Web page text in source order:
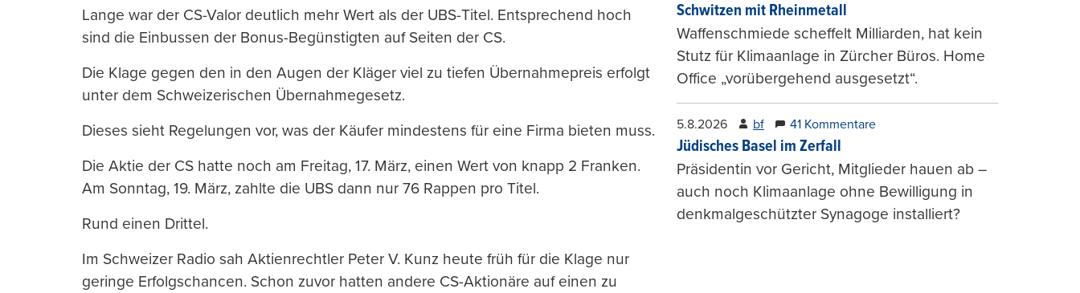
Lange war der CS-Valor deutlich mehr Wert als der UBS-Titel. Entsprechend hoch
sind die Einbussen der Bonus-Begünstigten auf Seiten der CS.
Die Klage gegen den in den Augen der Kläger viel zu tiefen Übernahmepreis erfolgt
unter dem Schweizerischen Übernahmegesetz.
Dieses sieht Regelungen vor, was der Käufer mindestens für eine Firma bieten muss.
Die Aktie der CS hatte noch am Freitag, 17. März, einen Wert von knapp 2 Franken.
Am Sonntag, 19. März, zahlte die UBS dann nur 76 Rappen pro Titel.
Rund einen Drittel.
Im Schweizer Radio sah Aktienrechtler Peter V. Kunz heute früh für die Klage nur
geringe Erfolgschancen. Schon zuvor hatten andere CS-Aktionäre auf einen zu
Schwitzen mit Rheinmetall
Waffenschmiede scheffelt Milliarden, hat kein
Stutz für Klimaanlage in Zürcher Büros. Home
Office „vorübergehend ausgesetzt“.
5.8.2026 bf 41 Kommentare
Jüdisches Basel im Zerfall
Präsidentin vor Gericht, Mitglieder hauen ab –
auch noch Klimaanlage ohne Bewilligung in
denkmalgeschützter Synagoge installiert?